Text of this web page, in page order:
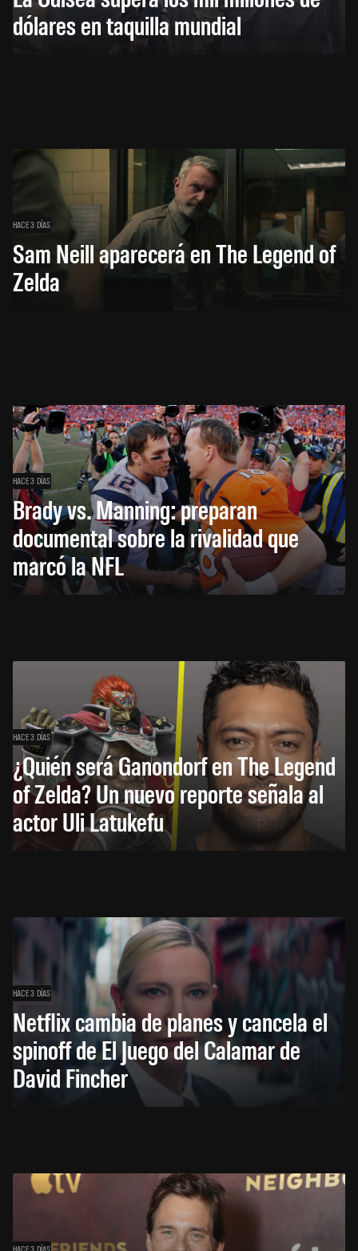
dólares en taquilla mundial
HACE 3 DÍAS
Sam Neill aparecerá en The Legend of
Zelda
HACE 3 DÍAS
Brady vs. Manning: preparan
documental sobre la rivalidad que
marcó la NFL
HACE 3 DÍAS
¿Quién será Ganondorf en The Legend
of Zelda? Un nuevo reporte señala al
actor Uli Latukefu
HACE 3 DÍAS
Netflix cambia de planes y cancela el
spinoff de El Juego del Calamar de
David Fincher